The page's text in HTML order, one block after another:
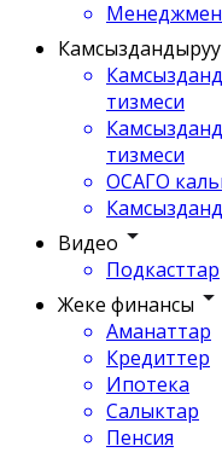
Камсыздандыруу
тизмеси
тизмеси
ОСАГО
Видео
Подкасттар
Жеке финансы
Аманаттар
Кредиттер
Ипотека
Салыктар
Пенсия